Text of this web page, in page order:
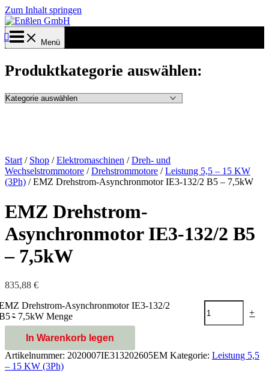
Zum Inhalt springen
Menü
Produktkategorie auswählen:
Start / Shop /Elektromaschinen /Dreh- und
Wechselstrommotore /Drehstrommotore /Leistung 5,5 – 15 KW
(3Ph) / EMZ Drehstrom-Asynchronmotor IE3-132/2 B5 – 7,5kW
EMZ Drehstrom-
Asynchronmotor IE3-132/2 B5
– 7,5kW
835,88 €
-
Drehstrom-Asynchronmotor IE3-132/2
- 7,5kW Menge
+
In Warenkorb legen
Artikelnummer: 2020007IE313202605EM Kategorie: Leistung 5,5
– 15 KW (3Ph)